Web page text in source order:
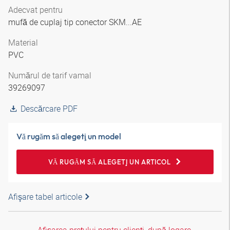
Adecvat pentru
mufă de cuplaj tip conector SKM...AE
Material
PVC
Numărul de tarif vamal
39269097
Descărcare PDF
Vă rugăm să alegeţi un model
VĂ RUGĂM SĂ ALEGEŢI UN ARTICOL
Afişare tabel articole